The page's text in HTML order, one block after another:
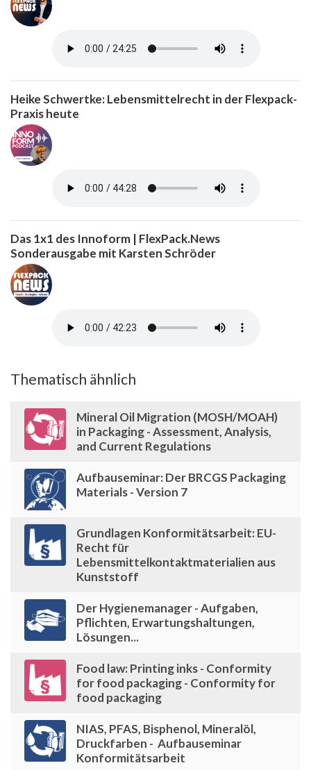
Heike Schwertke: Lebensmittelrecht in der Flexpack-
Praxis heute
Das 1x1 des Innoform | FlexPack.News
Sonderausgabe mit Karsten Schröder
Thematisch ähnlich
Mineral Oil Migration (MOSH/MOAH)
in Packaging - Assessment, Analysis,
and Current Regulations
Aufbauseminar: Der BRCGS Packaging
Materials - Version 7
Grundlagen Konformitätsarbeit: EU-
Recht für
Lebensmittelkontaktmaterialien aus
Kunststoff
Der Hygienemanager - Aufgaben,
Pflichten, Erwartungshaltungen,
Lösungen...
Food law: Printing inks - Conformity
for food packaging - Conformity for
food packaging
NIAS, PFAS, Bisphenol, Mineralöl,
Druckfarben - Aufbauseminar
Konformitätsarbeit